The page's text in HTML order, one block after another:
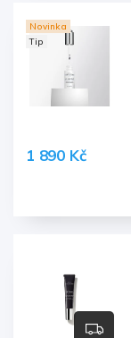
Novinka
Tip
1 890 Kč